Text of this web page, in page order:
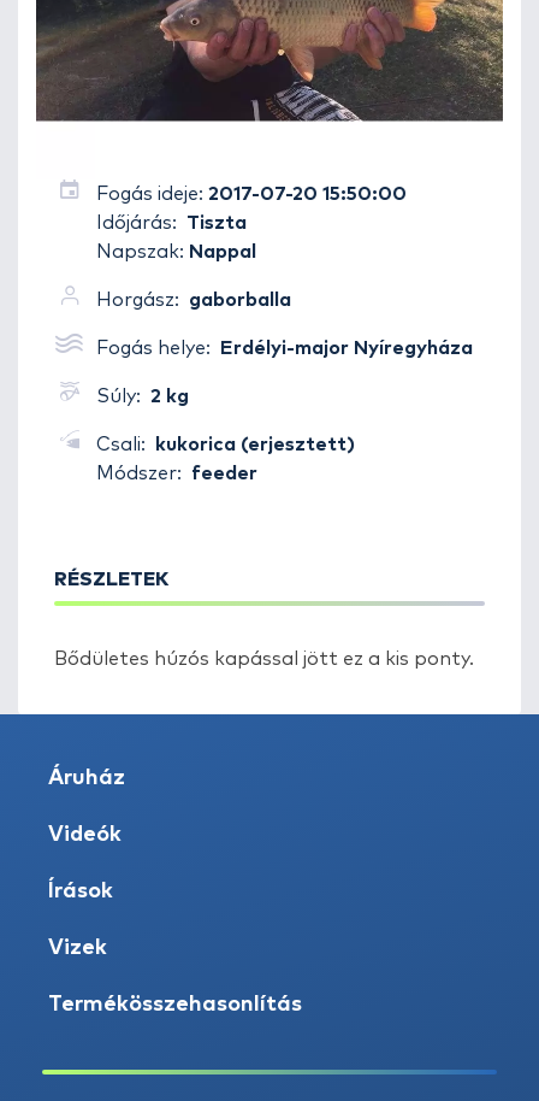
Fogás ideje: 2017-07-20 15:50:00
Időjárás:
Tiszta
Napszak: Nappal
Horgász: gaborballa
Fogás helye: Erdélyi-major Nyíregyháza
Súly: 2 kg
Csali:
kukorica (erjesztett)
Módszer:
feeder
RÉSZLETEK
Bődületes húzós kapással jött ez a kis ponty.
Áruház
Videók
Írások
Vizek
Termékösszehasonlítás